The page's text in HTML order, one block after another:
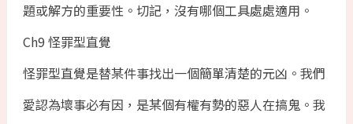
題或解方的重要性。切記，沒有哪個工具處處適用。
Ch9 怪罪型直覺
怪罪型直覺是替某件事找出一個簡單清楚的元凶。我們
愛認為壞事必有因，是某個有權有勢的惡人在搞鬼。我